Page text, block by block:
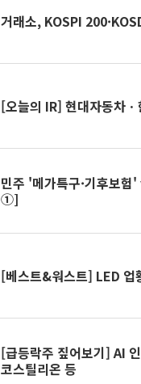
거래소, KOSPI
[오늘의 IR] 현대자동차
민주 '메가특구·기후보
①]
[베스트&워스트] LED 업
[급등락주 짚어보기] AI
코스틸리온 등